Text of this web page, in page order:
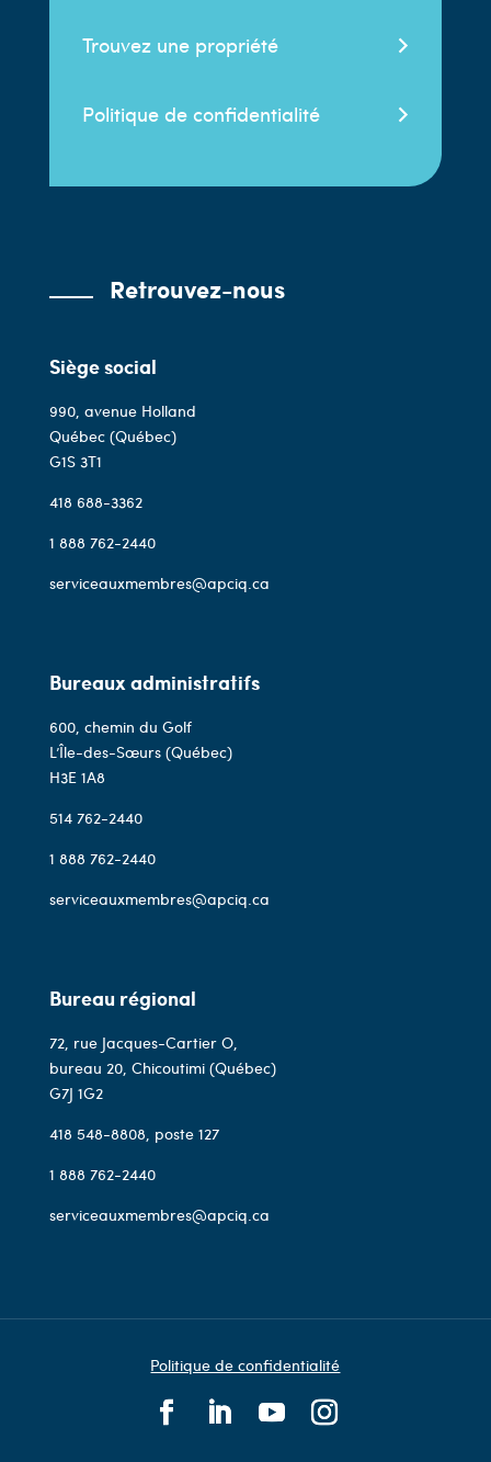
Trouvez une propriété
Politique de confidentialité
Retrouvez-nous
Siège social
990, avenue Holland
Québec (Québec)
G1S 3T1
418 688-3362
1 888 762-2440
serviceauxmembres@apciq.ca
Bureaux administratifs
600, chemin du Golf
L’Île-des-Sœurs (Québec)
H3E 1A8
514 762-2440
1 888 762-2440
serviceauxmembres@apciq.ca
Bureau régional
72, rue Jacques-Cartier O,
bureau 20, Chicoutimi (Québec)
G7J 1G2
418 548-8808, poste 127
1 888 762-2440
serviceauxmembres@apciq.ca
Politique de confidentialité